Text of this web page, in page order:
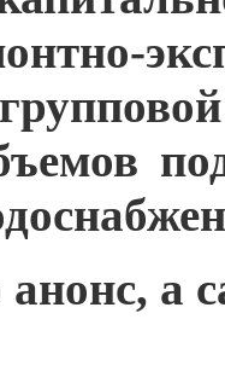
анонс, а